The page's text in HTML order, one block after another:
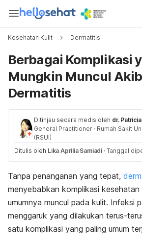
Kesehatan Kulit Dermatitis
Berbagai Komplikasi
Mungkin Muncul
Dermatitis
Ditinjau secara medis oleh dr.
General Practitioner · Rumah Sakit
(RSUI)
Ditulis oleh Lika Aprilia Samiadi · Tanggal
Tanpa penanganan yang tepat,
menyebabkan komplikasi kesehatan
umumnya muncul pada kulit. Infeksi
menggaruk yang dilakukan terus-
satu komplikasi yang paling umum